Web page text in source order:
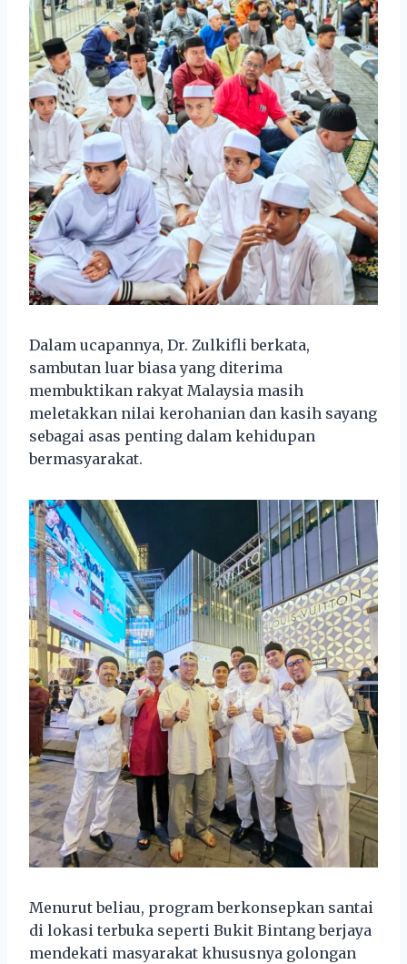
Dalam ucapannya, Dr. Zulkifli berkata,
sambutan luar biasa yang diterima
membuktikan rakyat Malaysia masih
meletakkan nilai kerohanian dan kasih sayang
sebagai asas penting dalam kehidupan
bermasyarakat.
Menurut beliau, program berkonsepkan santai
di lokasi terbuka seperti Bukit Bintang berjaya
mendekati masyarakat khususnya golongan